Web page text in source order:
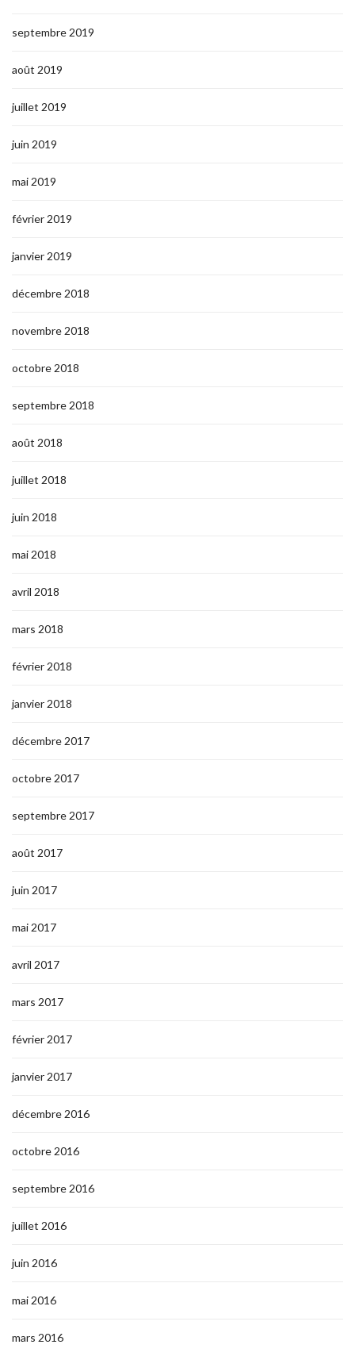
septembre 2019
août 2019
juillet 2019
juin 2019
mai 2019
février 2019
janvier 2019
décembre 2018
novembre 2018
octobre 2018
septembre 2018
août 2018
juillet 2018
juin 2018
mai 2018
avril 2018
mars 2018
février 2018
janvier 2018
décembre 2017
octobre 2017
septembre 2017
août 2017
juin 2017
mai 2017
avril 2017
mars 2017
février 2017
janvier 2017
décembre 2016
octobre 2016
septembre 2016
juillet 2016
juin 2016
mai 2016
mars 2016